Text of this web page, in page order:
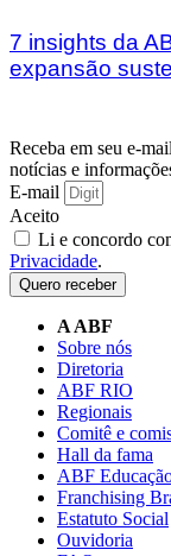
7 insights da
expansão
Receba em seu e-
notícias e
E-mail
Aceito
Li e concordo
Privacidade.
Quero receber
A ABF
Sobre nós
Diretoria
ABF RIO
Regionais
Comitê e
Hall da fama
ABF
Franchising
Estatuto Social
Ouvidoria